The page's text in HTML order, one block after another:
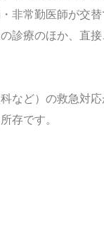
非常勤医師が交
診療のほか、直
など）の救急対
存です。